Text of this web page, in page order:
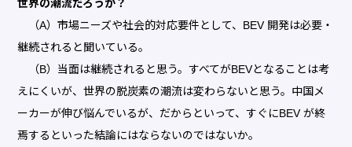
世界の潮流だろうか？
（A）市場ニーズや社会的対応要件として、BEV 開発は必要・
継続されると聞いている。
（B）当面は継続されると思う。すべてがBEVとなることは考
えにくいが、世界の脱炭素の潮流は変わらないと思う。中国メ
ーカーが伸び悩んでいるが、だからといって、すぐにBEV が終
焉するといった結論にはならないのではないか。